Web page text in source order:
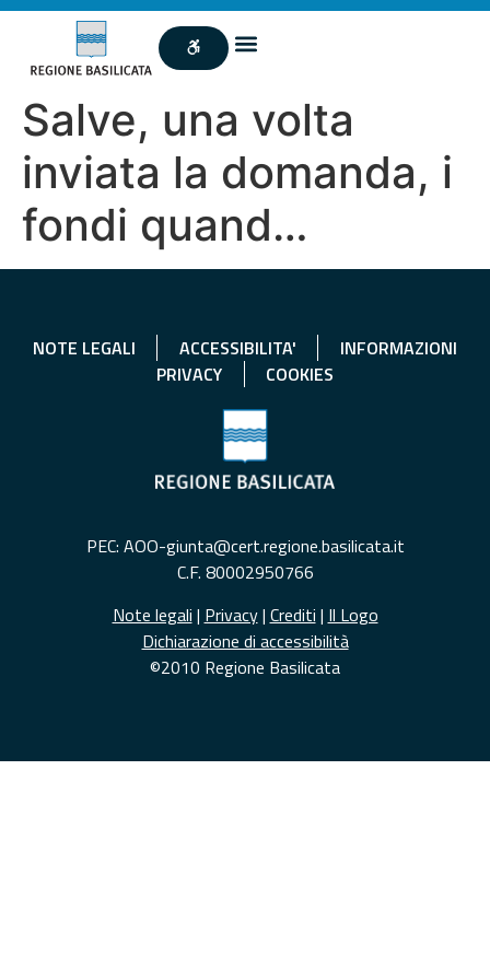
Salve, una volta
inviata la domanda, i
fondi quand…
NOTE LEGALI ACCESSIBILITA'
INFORMAZIONI
PRIVACY
COOKIES
PEC: AOO-giunta@cert.regione.basilicata.it
C.F. 80002950766
Note legali | Privacy| Crediti | Il Logo
Dichiarazione di accessibilità
©2010 Regione Basilicata